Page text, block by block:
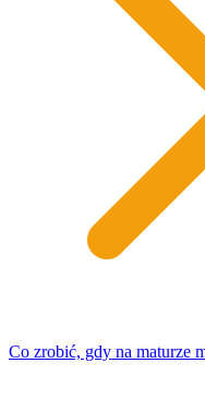
Co zrobić, gdy na maturze